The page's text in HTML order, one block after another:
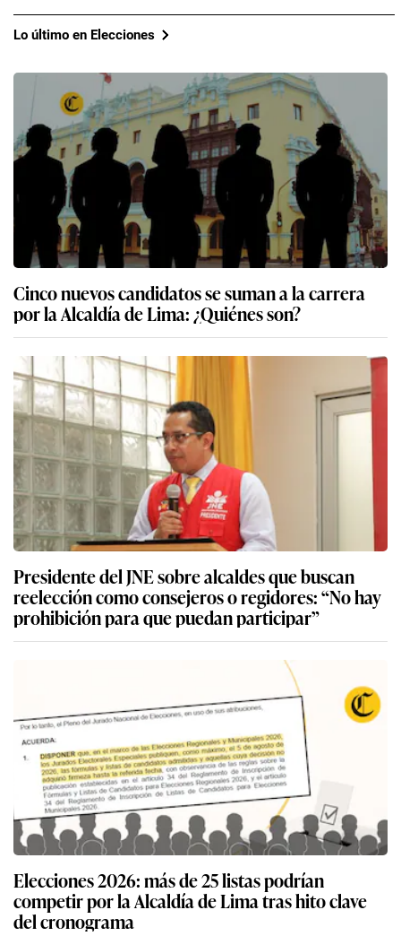
Lo último en Elecciones
Cinco nuevos candidatos se suman a la carrera
por la Alcaldía de Lima: ¿Quiénes son?
Presidente del JNE sobre alcaldes que buscan
reelección como consejeros o regidores: “No hay
prohibición para que puedan participar”
Elecciones 2026: más de 25 listas podrían
competir por la Alcaldía de Lima tras hito clave
del cronograma